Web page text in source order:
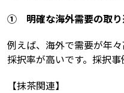
① 明確な海外需要の取り
例えば、海外で需要が年
採択率が高いです。採択
【抹茶関連】